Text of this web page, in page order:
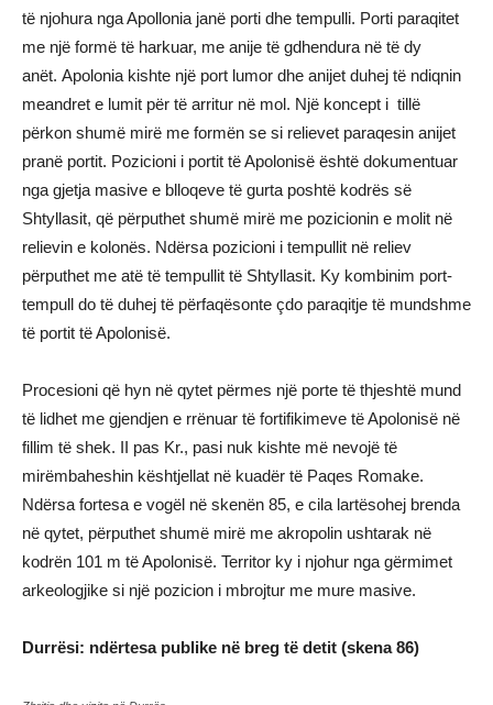
të njohura nga Apollonia janë porti dhe tempulli. Porti paraqitet
me një formë të harkuar, me anije të gdhendura në të dy
anët. Apolonia kishte një port lumor dhe anijet duhej të ndiqnin
meandret e lumit për të arritur në mol. Një koncept i tillë
përkon shumë mirë me formën se si relievet paraqesin anijet
pranë portit. Pozicioni i portit të Apolonisë është dokumentuar
nga gjetja masive e blloqeve të gurta poshtë kodrës së
Shtyllasit, që përputhet shumë mirë me pozicionin e molit në
relievin e kolonës. Ndërsa pozicioni i tempullit në reliev
përputhet me atë të tempullit të Shtyllasit. Ky kombinim port-
tempull do të duhej të përfaqësonte çdo paraqitje të mundshme
të portit të Apolonisë.
Procesioni që hyn në qytet përmes një porte të thjeshtë mund
të lidhet me gjendjen e rrënuar të fortifikimeve të Apolonisë në
fillim të shek. II pas Kr., pasi nuk kishte më nevojë të
mirëmbaheshin kështjellat në kuadër të Paqes Romake.
Ndërsa fortesa e vogël në skenën 85, e cila lartësohej brenda
në qytet, përputhet shumë mirë me akropolin ushtarak në
kodrën 101 m të Apolonisë. Territor ky i njohur nga gërmimet
arkeologjike si një pozicion i mbrojtur me mure masive.
Durrësi: ndërtesa publike në breg të detit (skena 86)